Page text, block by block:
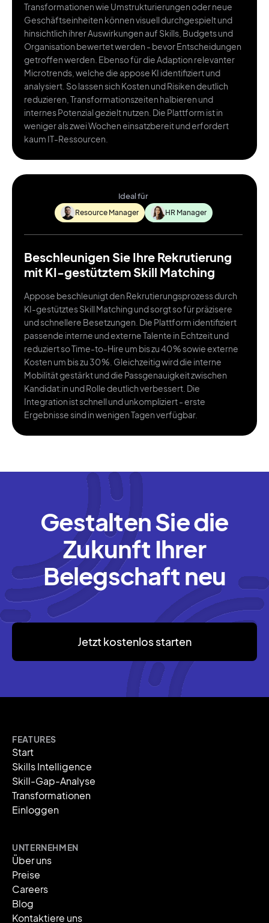
Transformationen wie Umstrukturierungen oder neue
Geschäftseinheiten können visuell durchgespielt und
hinsichtlich ihrer Auswirkungen auf Skills, Budgets und
Organisation bewertet werden - bevor Entscheidungen
getroffen werden. Ebenso für die Adaption relevanter
Microtrends, welche die appose KI identifiziert und
analysiert. So lassen sich Kosten und Risiken deutlich
reduzieren, Transformationszeiten halbieren und
internes Potenzial gezielt nutzen. Die Plattform ist in
weniger als zwei Wochen einsatzbereit und erfordert
kaum IT-Ressourcen.
Ideal für
Resource Manager HR Manager
Beschleunigen Sie Ihre Rekrutierung
mit KI-gestütztem Skill Matching
Appose beschleunigt den Rekrutierungsprozess durch
KI-gestütztes Skill Matching und sorgt so für präzisere
und schnellere Besetzungen. Die Plattform identifiziert
passende interne und externe Talente in Echtzeit und
reduziert so Time-to-Hire um bis zu 40 % sowie externe
Kosten um bis zu 30 %. Gleichzeitig wird die interne
Mobilität gestärkt und die Passgenauigkeit zwischen
Kandidat:in und Rolle deutlich verbessert. Die
Integration ist schnell und unkompliziert - erste
Ergebnisse sind in wenigen Tagen verfügbar.
Gestalten Sie die
Zukunft Ihrer
Belegschaft neu
Jetzt kostenlos starten
FEATURES
Start
Skills Intelligence
Skill-Gap-Analyse
Transformationen
Einloggen
UNTERNEHMEN
Über uns
Preise
Careers
Blog
Kontaktiere uns